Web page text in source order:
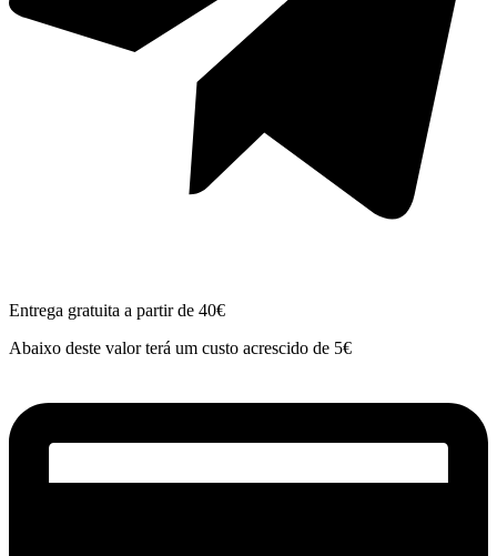
Entrega gratuita a partir de 40€
Abaixo deste valor terá um custo acrescido de 5€